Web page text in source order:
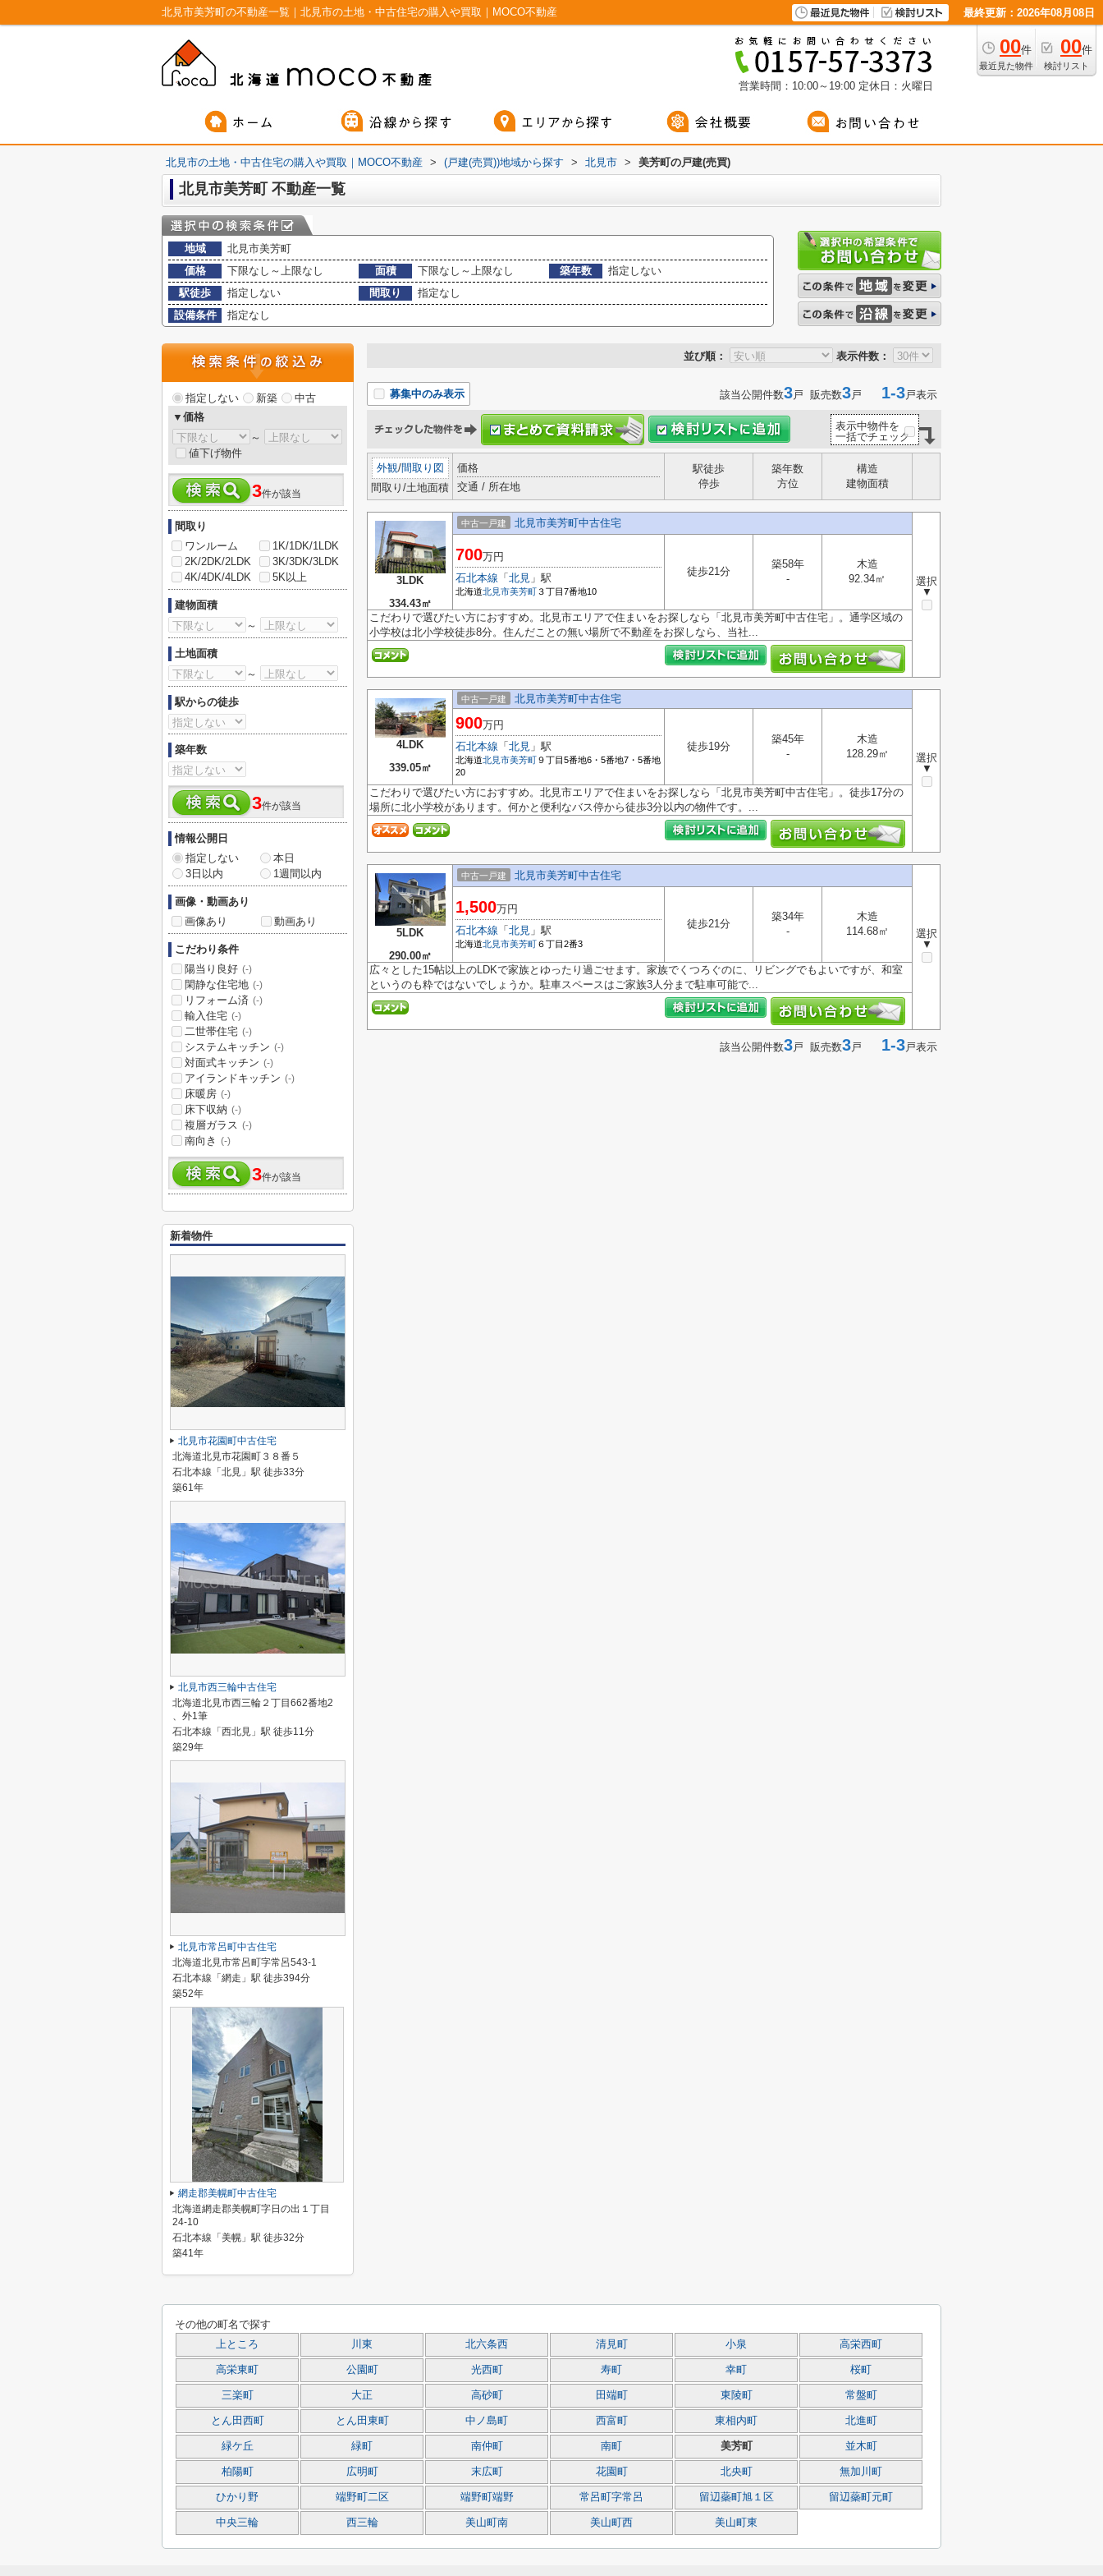
北見市美芳町の不動産一覧｜北見市の土地・中古住宅の購入や買取｜MOCO不動産 最終更新：2026年08月08日
00件
最近見た物件
00件
検討リスト
営業時間：10:00～19:00 定休日：火曜日
北見市の土地・中古住宅の購入や買取｜MOCO不動産 > (戸建(売買))地域から探す > 北見市 > 美芳町の戸建(売買)
北見市美芳町 不動産一覧
地域
北見市美芳町
価格
下限なし～上限なし 面積 下限なし～上限なし 築年数
指定しない
駅徒歩
指定しない 間取り
指定なし
設備条件
指定なし
並び順： 表示件数：
募集中のみ表示 該当公開件数3戸 販売数3戸 1-3戸表示
表示中物件を
一括でチェック
外観/間取り図
間取り/土地面積
価格
交通 / 所在地
駅徒歩
停歩
築年数
方位
構造
建物面積
3LDK
334.43㎡
中古一戸建 北見市美芳町中古住宅
選択
▼
700万円
石北本線 「 北見 」駅
北海道北見市美芳町 ３丁目7番地10
徒歩21分
築58年
-
木造
92.34㎡
こだわりで選びたい方におすすめ。北見市エリアで住まいをお探しなら「北見市美芳町中古住宅」。通学区域の
小学校は北小学校徒歩8分。住んだことの無い場所で不動産をお探しなら、当社...
4LDK
339.05㎡
中古一戸建 北見市美芳町中古住宅
選択
▼
900万円
石北本線 「 北見 」駅
北海道北見市美芳町 ９丁目5番地6・5番地7・5番地
20
徒歩19分
築45年
-
木造
128.29㎡
こだわりで選びたい方におすすめ。北見市エリアで住まいをお探しなら「北見市美芳町中古住宅」。徒歩17分の
場所に北小学校があります。何かと便利なバス停から徒歩3分以内の物件です。...
5LDK
290.00㎡
中古一戸建 北見市美芳町中古住宅
選択
▼
1,500万円
石北本線 「 北見 」駅
北海道北見市美芳町 ６丁目2番3
徒歩21分
築34年
-
木造
114.68㎡
広々とした15帖以上のLDKで家族とゆったり過ごせます。家族でくつろぐのに、リビングでもよいですが、和室
というのも粋ではないでしょうか。駐車スペースはご家族3人分まで駐車可能で...
該当公開件数3戸 販売数3戸 1-3戸表示
指定しない 新築
中古
▼価格
～
値下げ物件
3件が該当
間取り
ワンルーム
1K/1DK/1LDK
2K/2DK/2LDK
3K/3DK/3LDK
4K/4DK/4LDK
5K以上
建物面積
～
土地面積
～
駅からの徒歩
築年数
3件が該当
情報公開日
指定しない
本日
3日以内
1週間以内
画像・動画あり
画像あり
動画あり
こだわり条件
陽当り良好 (-)
閑静な住宅地 (-)
リフォーム済 (-)
輸入住宅 (-)
二世帯住宅 (-)
システムキッチン (-)
対面式キッチン (-)
アイランドキッチン (-)
床暖房 (-)
床下収納 (-)
複層ガラス (-)
南向き (-)
3件が該当
新着物件
北見市花園町中古住宅
北海道北見市花園町３８番５
石北本線「北見」駅 徒歩33分
築61年
北見市西三輪中古住宅
北海道北見市西三輪２丁目662番地2
、外1筆
石北本線「西北見」駅 徒歩11分
築29年
北見市常呂町中古住宅
北海道北見市常呂町字常呂543-1
石北本線「網走」駅 徒歩394分
築52年
網走郡美幌町中古住宅
北海道網走郡美幌町字日の出１丁目
24-10
石北本線「美幌」駅 徒歩32分
築41年
その他の町名で探す
上ところ 川東 北六条西 清見町 小泉 高栄西町
高栄東町 公園町 光西町 寿町 幸町 桜町
三楽町 大正 高砂町 田端町 東陵町 常盤町
とん田西町 とん田東町 中ノ島町 西富町 東相内町 北進町
緑ケ丘 緑町 南仲町 南町 美芳町 並木町
柏陽町 広明町 末広町 花園町 北央町 無加川町
ひかり野 端野町二区 端野町端野 常呂町字常呂 留辺蘂町旭１区 留辺蘂町元町
中央三輪 西三輪 美山町南 美山町西 美山町東